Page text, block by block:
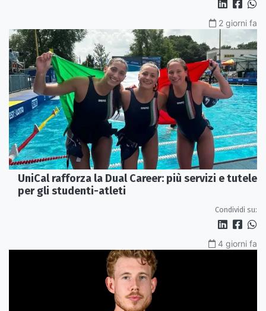
2 giorni fa
UniCal rafforza la Dual Career: più servizi e tutele
per gli studenti-atleti
Condividi su:
4 giorni fa